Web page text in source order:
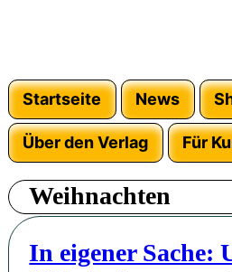
Startseite News
Über den Verlag Für
Weihnachten
In eigener Sache: